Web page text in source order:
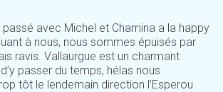
avec Michel et Chamina a la happy
à nous, nous sommes épuisés par
ravis. Vallaurgue est un charmant
passer du temps, hélas nous
tôt le lendemain direction l’Esperou